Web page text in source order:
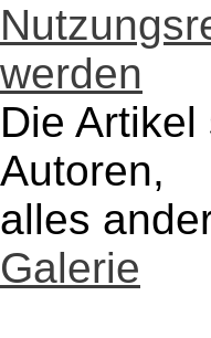
werden
Die
Autoren,
alles
Galerie